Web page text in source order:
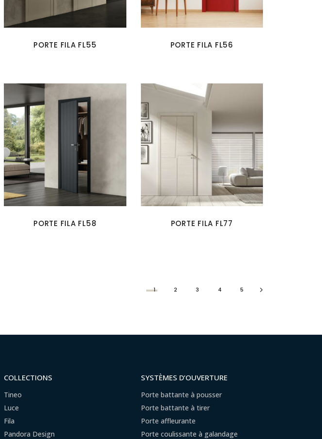
PORTE FILA FL55 PORTE FILA FL56
PORTE FILA FL58 PORTE FILA FL77
1 2 3 4 5
COLLECTIONS
Tineo
Luce
Fila
Pandora Design
SYSTÈMES D’OUVERTURE
Porte battante à pousser
Porte battante à tirer
Porte affleurante
Porte coulissante à galandage